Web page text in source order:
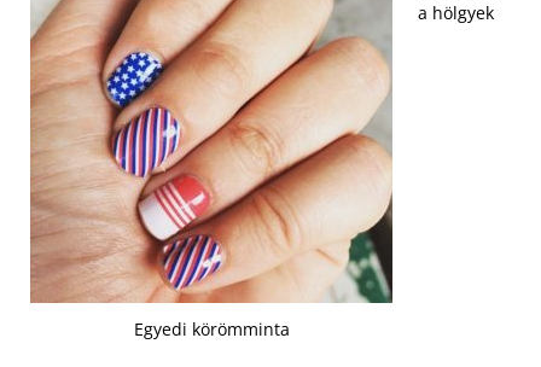
Egyedi körömminta
a hölgyek